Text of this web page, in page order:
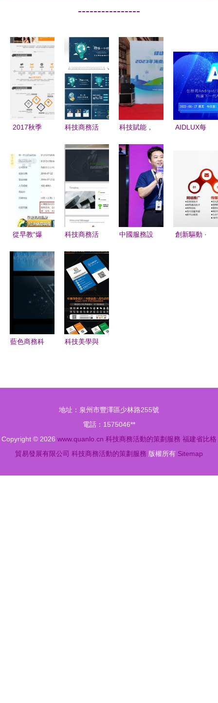
----------------
2017秋季
業計劃活動
策劃模板
創新驅動下
的科技商務
活動策劃服
務
科技商務活
慶典卡通
PPPT模板
設計與策劃
服務策略
科技賦能，
——評
2023年海
南省商務領
域禁塑宣傳
推廣活動走
進海口五源
AIDLUX每
商用服務機
器人市場增
速110%，
科技商務活
動策劃嶄露
從早教“爆
商務策劃的
風險防控與
合規構建
科技商務活
略 PPT模
板與方案體
系
中國服務設
創新驅動 ·
藍色商務科
科技美學與
地址：泉州市豐澤區少林路255號
電話：1575046**
Copyright © 2026 www.quanlo.cn 科技商務活動的策劃服務 福建省比格
貿易發展有限公司 科技商務活動的策劃服務 版權所有 Sitemap